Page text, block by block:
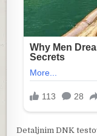
Detaljnim DNK